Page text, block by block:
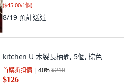
($45.00/1個)
8/19 預計送達
kitchen U 木製長柄匙, 5個, 棕色
首購折扣價 40%$210
$126